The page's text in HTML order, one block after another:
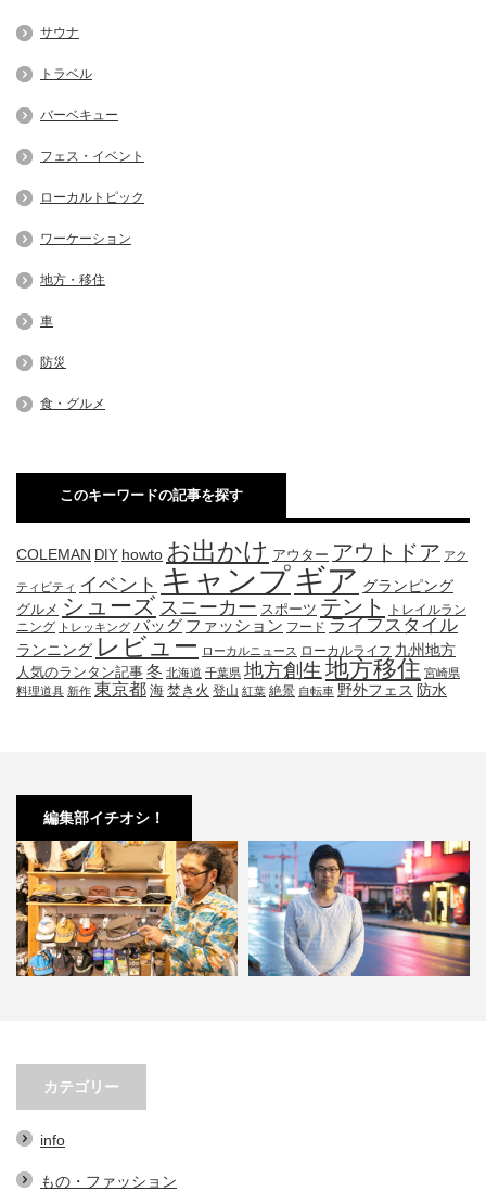
サウナ
トラベル
バーベキュー
フェス・イベント
ローカルトピック
ワーケーション
地方・移住
車
防災
食・グルメ
このキーワードの記事を探す
COLEMAN DIY howto お出かけ アウター アウトドア アク
ティビティ イベント キャンプギア グランピング
グルメ シューズ スニーカー スポーツ テント
トレイルラン
ニング トレッキング バッグ ファッション フード ライフスタイル
ランニング レビュー ローカルニュース ローカルライフ 九州地方
人気のランタン記事 冬 北海道 千葉県 地方創生 地方移住 宮崎県
料理道具 新作 東京都 海 焚き火 登山 紅葉 絶景 自転車 野外フェス 防水
編集部イチオシ！
選。オ
小林市の起爆剤！青野さんが実践
する、地域おこし協力隊での…
カテゴリー
info
もの・ファッション